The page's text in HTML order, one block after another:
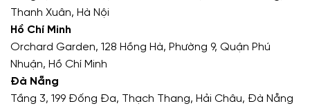
Thanh Xuân, Hà Nội
Hồ Chí Minh
Orchard Garden, 128 Hồng Hà, Phường 9, Quận Phú
Nhuận, Hồ Chí Minh
Đà Nẵng
Tầng 3, 199 Đống Đa, Thạch Thang, Hải Châu, Đà Nẵng